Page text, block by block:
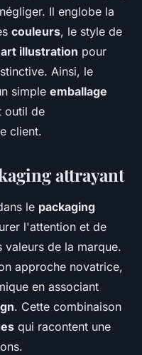
Il englobe la
couleurs, le style de
art illustration pour
Ainsi, le
simple emballage
outil de
client.
attrayant
le packaging
l'attention et de
de la marque.
approche novatrice,
en associant
. Cette combinaison
qui racontent une